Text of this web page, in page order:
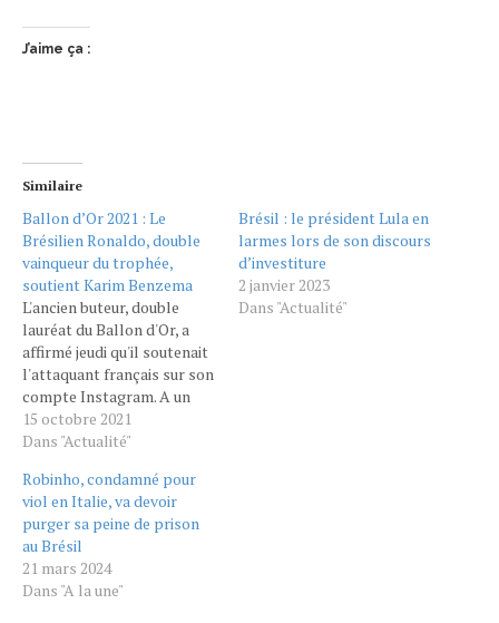
J’aime ça :
Similaire
Ballon d’Or 2021 : Le
Brésilien Ronaldo, double
vainqueur du trophée,
soutient Karim Benzema
L'ancien buteur, double
lauréat du Ballon d'Or, a
affirmé jeudi qu'il soutenait
l'attaquant français sur son
compte Instagram. A un
mois et demi de la remise
du trophée, le 29 novembre
de l'identité du Ballon d'Or
sont agités. Et la
candidature de Karim
Benzema semble, jour
après…
15 octobre 2021
Dans "Actualité"
Brésil : le président Lula en
larmes lors de son discours
d’investiture
2 janvier 2023
Dans "Actualité"
Robinho, condamné pour
viol en Italie, va devoir
purger sa peine de prison
au Brésil
21 mars 2024
Dans "A la une"